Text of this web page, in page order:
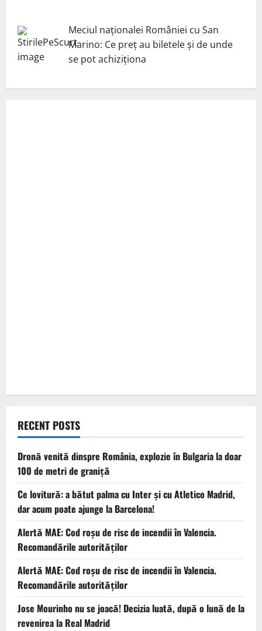
Meciul naționalei României cu San
Marino: Ce preț au biletele și de unde
se pot achiziționa
RECENT POSTS
Dronă venită dinspre România, explozie în Bulgaria la doar
100 de metri de graniță
Ce lovitură: a bătut palma cu Inter și cu Atletico Madrid,
dar acum poate ajunge la Barcelona!
Alertă MAE: Cod roșu de risc de incendii în Valencia.
Recomandările autorităților
Alertă MAE: Cod roșu de risc de incendii în Valencia.
Recomandările autorităților
Jose Mourinho nu se joacă! Decizia luată, după o lună de la
revenirea la Real Madrid